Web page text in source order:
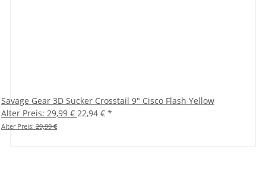
Savage Gear 3D Sucker Crosstail 9" Cisco Flash Yellow
Alter Preis: 29,99 € 22,94 € *
Alter Preis: 29,99 €